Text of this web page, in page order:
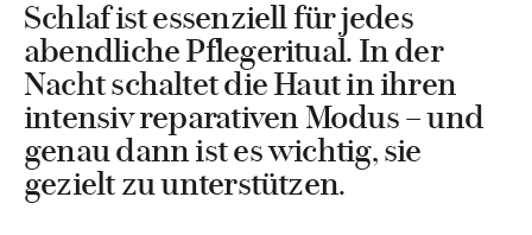
Schlaf ist essenziell für jedes
abendliche Pflegeritual. In der
Nacht schaltet die Haut in ihren
intensiv reparativen Modus – und
genau dann ist es wichtig, sie
gezielt zu unterstützen.